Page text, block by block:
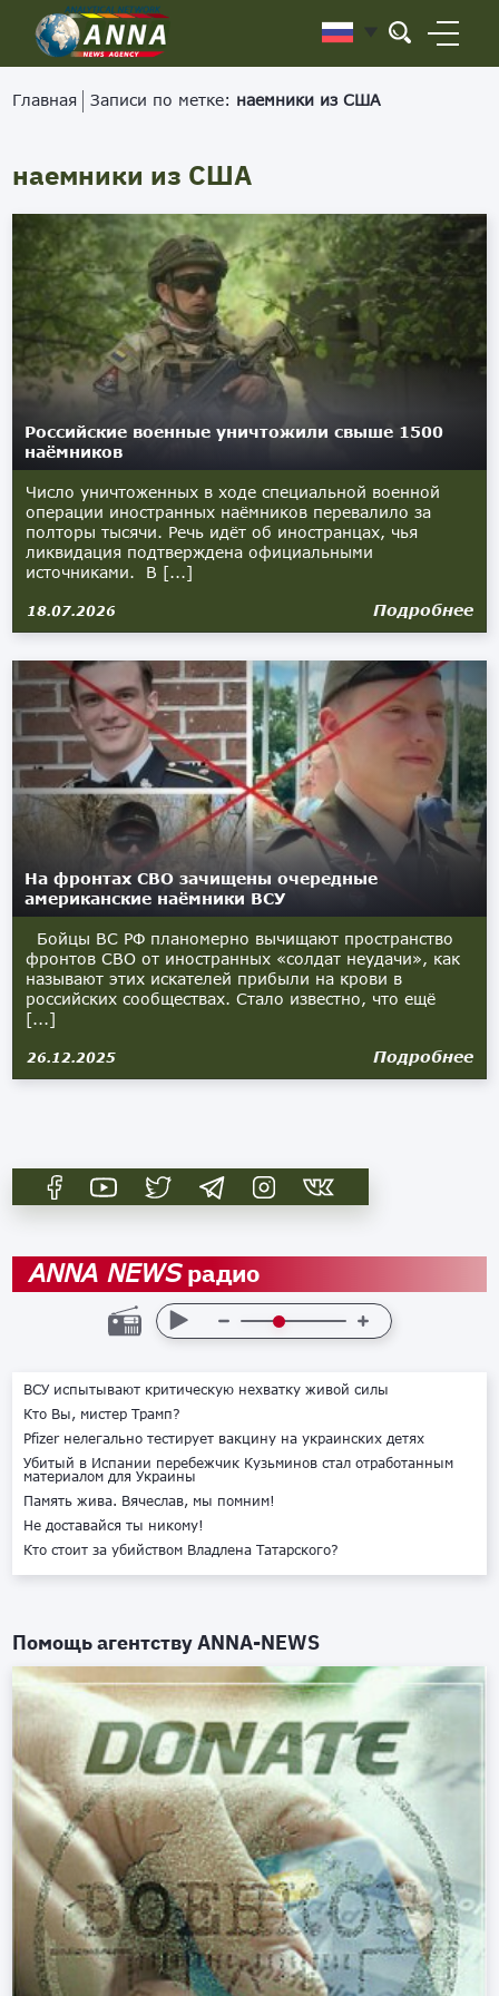
Главная Записи по метке: наемники из США
наемники из США
Российские военные уничтожили свыше 1500
наёмников
Число уничтоженных в ходе специальной военной
операции иностранных наёмников перевалило за
полторы тысячи. Речь идёт об иностранцах, чья
ликвидация подтверждена официальными
источниками. В [...]
18.07.2026 Подробнее
На фронтах СВО зачищены очередные
американские наёмники ВСУ
Бойцы ВС РФ планомерно вычищают пространство
фронтов СВО от иностранных «солдат неудачи», как
называют этих искателей прибыли на крови в
российских сообществах. Стало известно, что ещё
[...]
26.12.2025 Подробнее
ANNA NEWSрадио
ВСУ испытывают критическую нехватку живой силы
Кто Вы, мистер Трамп?
Pfizer нелегально тестирует вакцину на украинских детях
Убитый в Испании перебежчик Кузьминов стал отработанным
материалом для Украины
Память жива. Вячеслав, мы помним!
Не доставайся ты никому!
Кто стоит за убийством Владлена Татарского?
Помощь агентствуANNA-NEWS